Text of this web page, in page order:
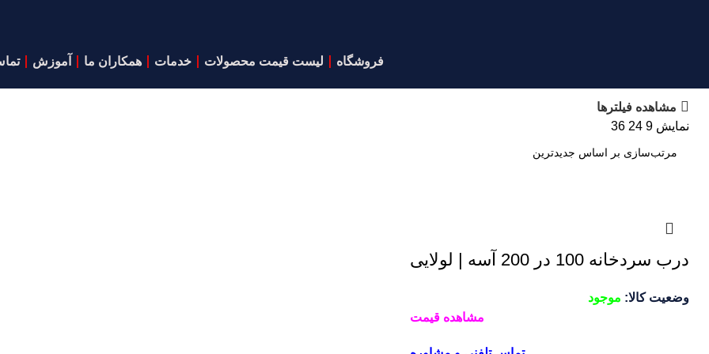
فروشگاه لیست قیمت محصولات خدمات همکاران ما آموزش
مشاهده فیلترها
نمایش 9
24
36
درب سردخانه 100 در 200 آسه | لولایی
وضعیت کالا: موجود
مشاهده قیمت